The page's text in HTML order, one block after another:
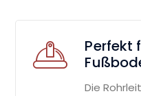
Perfekt
Die